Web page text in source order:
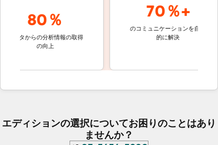
80％
タからの分析情報の取得
の向上
70％+
のコミュニケーションを自動
的に解決
顧客対
エディションの選択についてお困りのことはあり
ませんか？